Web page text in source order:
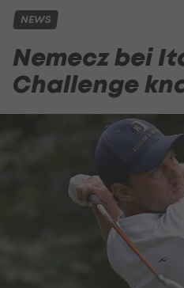
NEWS
Nemecz bei
Challenge